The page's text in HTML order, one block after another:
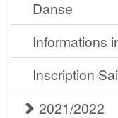
Danse
Informations
Inscription
2021/2022